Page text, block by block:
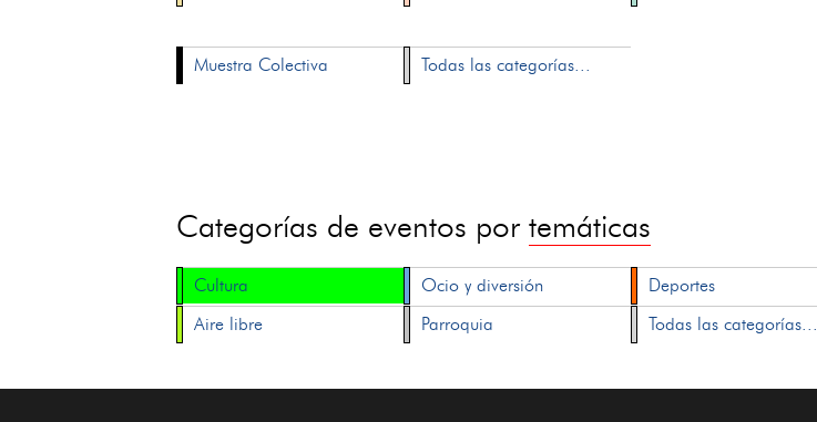
Muestra Colectiva
Todas las categorías...
Categorías de eventos portemáticas
Cultura Ocio y diversión Deportes
Aire libre
Parroquia Todas las categorías...